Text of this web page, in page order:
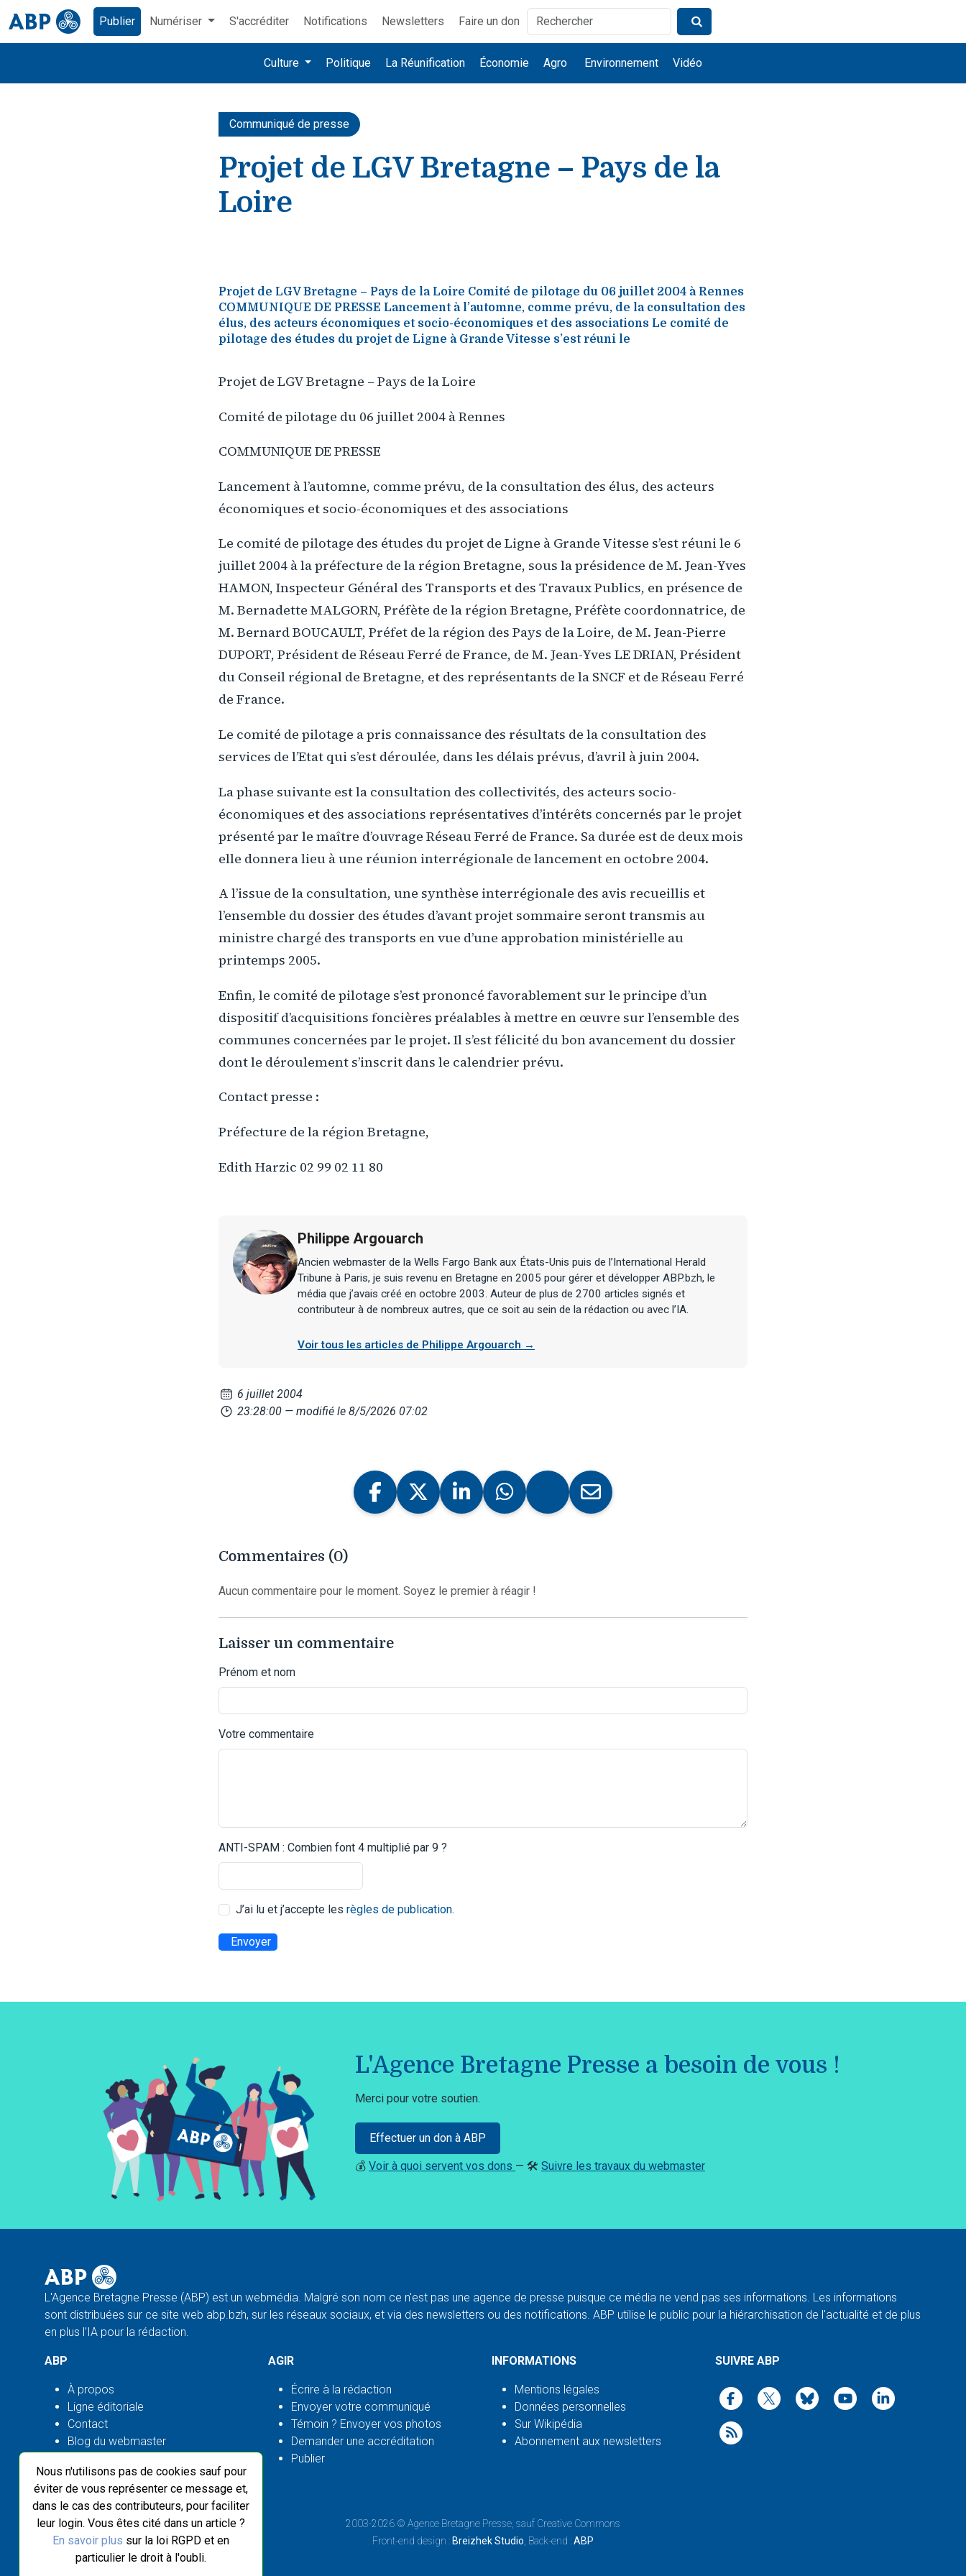
Nous n'utilisons pas de cookies sauf pour
éviter de vous représenter ce message et,
dans le cas des contributeurs, pour faciliter
leur login. Vous êtes cité dans un article ?
En savoir plus sur la loi RGPD et en
particulier le droit à l'oubli.
Publier Numériser S'accréditer Notifications Newsletters Faire un don
Culture Politique La Réunification Économie Agro Environnement Vidéo
Communiqué de presse
Projet de LGV Bretagne – Pays de la
Loire
Projet de LGV Bretagne – Pays de la Loire Comité de pilotage du 06 juillet 2004 à Rennes
COMMUNIQUE DE PRESSE Lancement à l’automne, comme prévu, de la consultation des
élus, des acteurs économiques et socio-économiques et des associations Le comité de
pilotage des études du projet de Ligne à Grande Vitesse s’est réuni le
Projet de LGV Bretagne – Pays de la Loire
Comité de pilotage du 06 juillet 2004 à Rennes
COMMUNIQUE DE PRESSE
Lancement à l’automne, comme prévu, de la consultation des élus, des acteurs
économiques et socio-économiques et des associations
Le comité de pilotage des études du projet de Ligne à Grande Vitesse s’est réuni le 6
juillet 2004 à la préfecture de la région Bretagne, sous la présidence de M. Jean-Yves
HAMON, Inspecteur Général des Transports et des Travaux Publics, en présence de
M. Bernadette MALGORN, Préfète de la région Bretagne, Préfète coordonnatrice, de
M. Bernard BOUCAULT, Préfet de la région des Pays de la Loire, de M. Jean-Pierre
DUPORT, Président de Réseau Ferré de France, de M. Jean-Yves LE DRIAN, Président
du Conseil régional de Bretagne, et des représentants de la SNCF et de Réseau Ferré
de France.
Le comité de pilotage a pris connaissance des résultats de la consultation des
services de l’Etat qui s’est déroulée, dans les délais prévus, d’avril à juin 2004.
La phase suivante est la consultation des collectivités, des acteurs socio-
économiques et des associations représentatives d’intérêts concernés par le projet
présenté par le maître d’ouvrage Réseau Ferré de France. Sa durée est de deux mois
elle donnera lieu à une réunion interrégionale de lancement en octobre 2004.
A l’issue de la consultation, une synthèse interrégionale des avis recueillis et
l’ensemble du dossier des études d’avant projet sommaire seront transmis au
ministre chargé des transports en vue d’une approbation ministérielle au
printemps 2005.
Enfin, le comité de pilotage s’est prononcé favorablement sur le principe d’un
dispositif d’acquisitions foncières préalables à mettre en œuvre sur l’ensemble des
communes concernées par le projet. Il s’est félicité du bon avancement du dossier
dont le déroulement s’inscrit dans le calendrier prévu.
Contact presse :
Préfecture de la région Bretagne,
Edith Harzic 02 99 02 11 80
Philippe Argouarch
Ancien webmaster de la Wells Fargo Bank aux États-Unis puis de l’International Herald
Tribune à Paris, je suis revenu en Bretagne en 2005 pour gérer et développer ABP.bzh, le
média que j’avais créé en octobre 2003. Auteur de plus de 2700 articles signés et
contributeur à de nombreux autres, que ce soit au sein de la rédaction ou avec l’IA.
Voir tous les articles de Philippe Argouarch →
6 juillet 2004
23:28:00 — modifié le 8/5/2026 07:02
Commentaires (0)
Aucun commentaire pour le moment. Soyez le premier à réagir !
Laisser un commentaire
Prénom et nom
Votre commentaire
ANTI-SPAM : Combien font 4 multiplié par 9 ?
J’ai lu et j’accepte les règles de publication.
Envoyer
L'Agence Bretagne Presse a besoin de vous !
Merci pour votre soutien.
Effectuer un don à ABP
💰 Voir à quoi servent vos dons — 🛠️ Suivre les travaux du webmaster
L'Agence Bretagne Presse (ABP) est un webmédia. Malgré son nom ce n'est pas une agence de presse puisque ce média ne vend pas ses informations. Les informations
sont distribuées sur ce site web abp.bzh, sur les réseaux sociaux, et via des newsletters ou des notifications. ABP utilise le public pour la hiérarchisation de l'actualité et de plus
en plus l'IA pour la rédaction.
ABP
À propos
Ligne éditoriale
Contact
Blog du webmaster
AGIR
Écrire à la rédaction
Envoyer votre communiqué
Témoin ? Envoyer vos photos
Demander une accréditation
Publier
INFORMATIONS
Mentions légales
Données personnelles
Sur Wikipédia
Abonnement aux newsletters
SUIVRE ABP
2003-2026 © Agence Bretagne Presse , sauf Creative Commons
Front-end design : Breizhek Studio , Back-end :ABP